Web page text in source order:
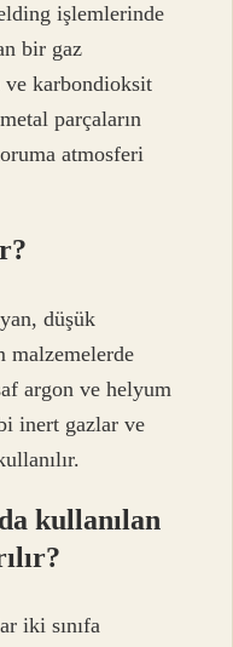
işlemlerinde
bir gaz
ve karbondioksit
parçaların
atmosferi
düşük
malzemelerde
argon ve helyum
inert gazlar ve
kullanılan
iki sınıfa